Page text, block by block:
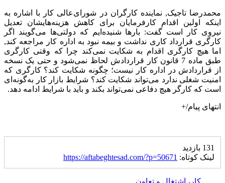
محمدرضا تاجیک, نماینده کارگران در شورای‌عالی کار با اشاره به
اینکه اولین اقدام کارفرمایان برای کاهش هزینه‌هایشان تعدیل
نیروی کار است گفت: بارها شنیده‌ایم که دولتی‌ها می‌گویند اگر
کارگری قرارداد کاری نداشت و بیمه نبود به اداره کار مراجعه کند,‌
اما هیچ کارگری اقدام به شکایت نمی‌کند چرا که وقتی کارگری
طبق ماده 7 قانون کار قراردادش لحاظ نمی‌شود و حتی یک نسخه
از قراردادش در اداره کار نیست؛ چگونه شکایت کند؟ کارگری که
امنیت شغلی ندارد می‌تواند شکایت کند؟ شرایط بازار کار به‌گونه‌ای
است که کارگر هیچ دفاعی نمی‌تواند بکند و باید با شرایط ادامه دهد.
انتهای پیام/+
131 بازدید
لینک کوتاه: https://aftabeghtesad.com/?p=50671
کار، اشتغال و تعاون